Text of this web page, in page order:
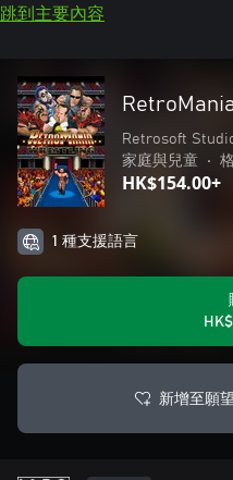
跳到主要內容
Retrosoft
家庭與兒童
•
HK$154.00+
1 種支援語言
新增至願